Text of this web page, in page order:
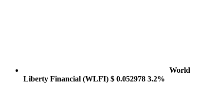
World
Liberty Financial (WLFI) $ 0.052978 3.2%